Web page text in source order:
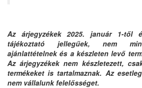
Az árjegyzékek 2025. január 1-től
tájékoztató jellegűek, nem
ajánlattételnek és a készleten levő
Az árjegyzékek nem készletezett,
termékeket is tartalmaznak. Az
nem vállalunk felelősséget.